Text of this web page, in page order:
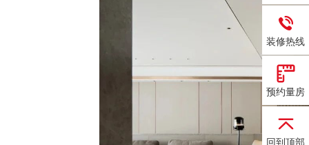
装修热线
预约量房
回到顶部